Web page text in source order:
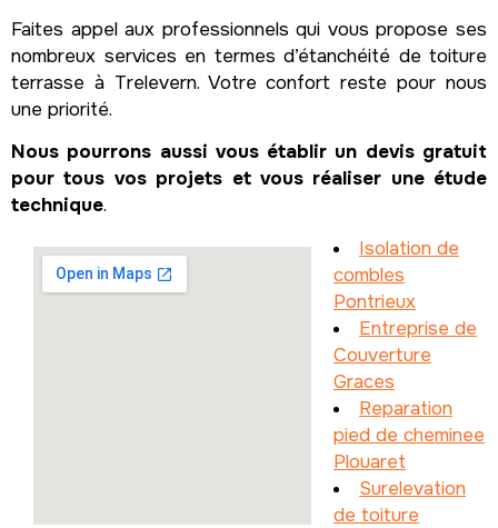
Faites appel aux professionnels qui vous propose ses
nombreux services en termes d’étanchéité de toiture
terrasse à Trelevern. Votre confort reste pour nous
une priorité.
Nous pourrons aussi vous établir un devis gratuit
pour tous vos projets et vous réaliser une étude
technique.
Isolation de
combles
Pontrieux
Entreprise de
Couverture
Graces
Reparation
pied de cheminee
Plouaret
Surelevation
de toiture